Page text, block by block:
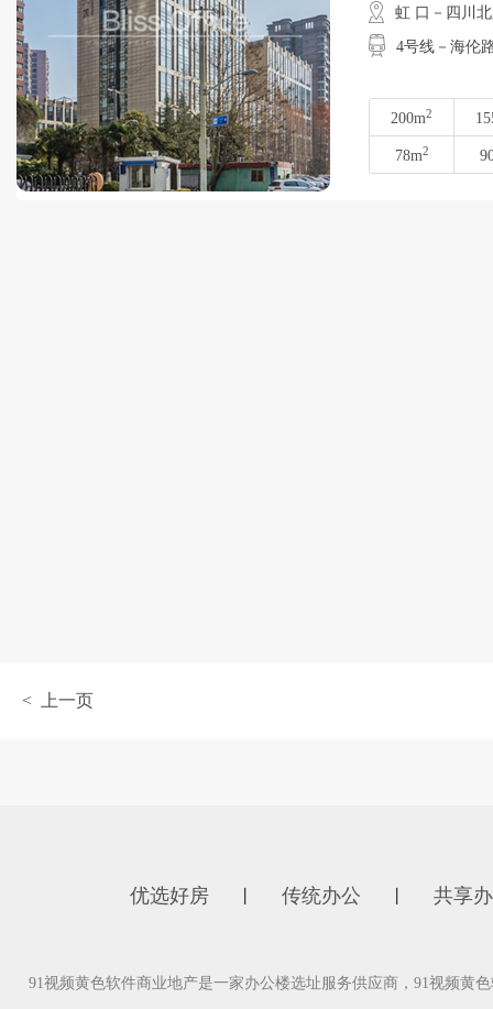
虹 口－四川
4号线－海伦
200m2
78m2
< 上一页
优选好房 传统办公 共享
91视频黄色软件商业地产是一家办公楼选址服务供应商，91视频黄